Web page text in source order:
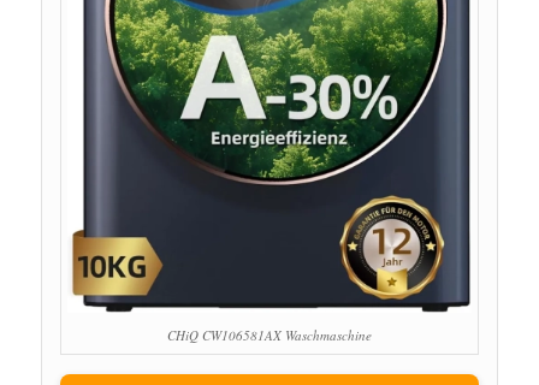
CHiQ CW106581AX Waschmaschine